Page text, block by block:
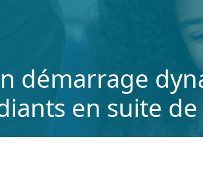
démarrage
en suite de